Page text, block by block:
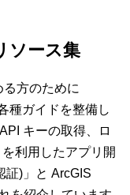
ソース集
方のために
種ガイドを整備し
キーの取得、ロ
利用したアプリ開
証)」と ArcGIS